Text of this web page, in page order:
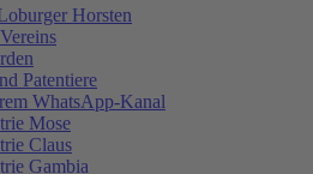
Horsten
Patentiere
WhatsApp-Kanal
Mose
Claus
Gambia